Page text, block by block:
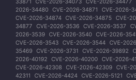
33871
CVE-2026-34073 CVE-2026-34477
2026-34480 CVE-2026-34871 CVE-2026-
CVE-2026-34874 CVE-2026-34875 CVE-
34877
CVE-2026-3536 CVE-2026-3537
2026-3539 CVE-2026-3540 CVE-2026-
CVE-2026-3543 CVE-2026-3544 CVE-
35469 CVE-2026-3731 CVE-2026-39892
2026-40192
CVE-2026-40200 CVE-2026-
CVE-2026-42308 CVE-2026-42309 CVE-
42311
CVE-2026-4424 CVE-2026-5121